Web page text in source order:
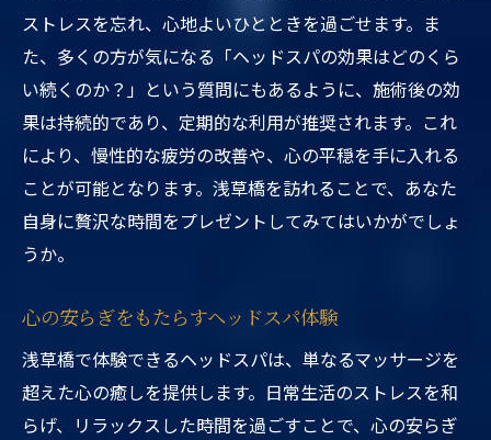
ストレスを忘れ、心地よいひとときを過ごせます。ま
た、多くの方が気になる「ヘッドスパの効果はどのくら
い続くのか？」という質問にもあるように、施術後の効
果は持続的であり、定期的な利用が推奨されます。これ
により、慢性的な疲労の改善や、心の平穏を手に入れる
ことが可能となります。浅草橋を訪れることで、あなた
自身に贅沢な時間をプレゼントしてみてはいかがでしょ
うか。
心の安らぎをもたらすヘッドスパ体験
浅草橋で体験できるヘッドスパは、単なるマッサージを
超えた心の癒しを提供します。日常生活のストレスを和
らげ、リラックスした時間を過ごすことで、心の安らぎ